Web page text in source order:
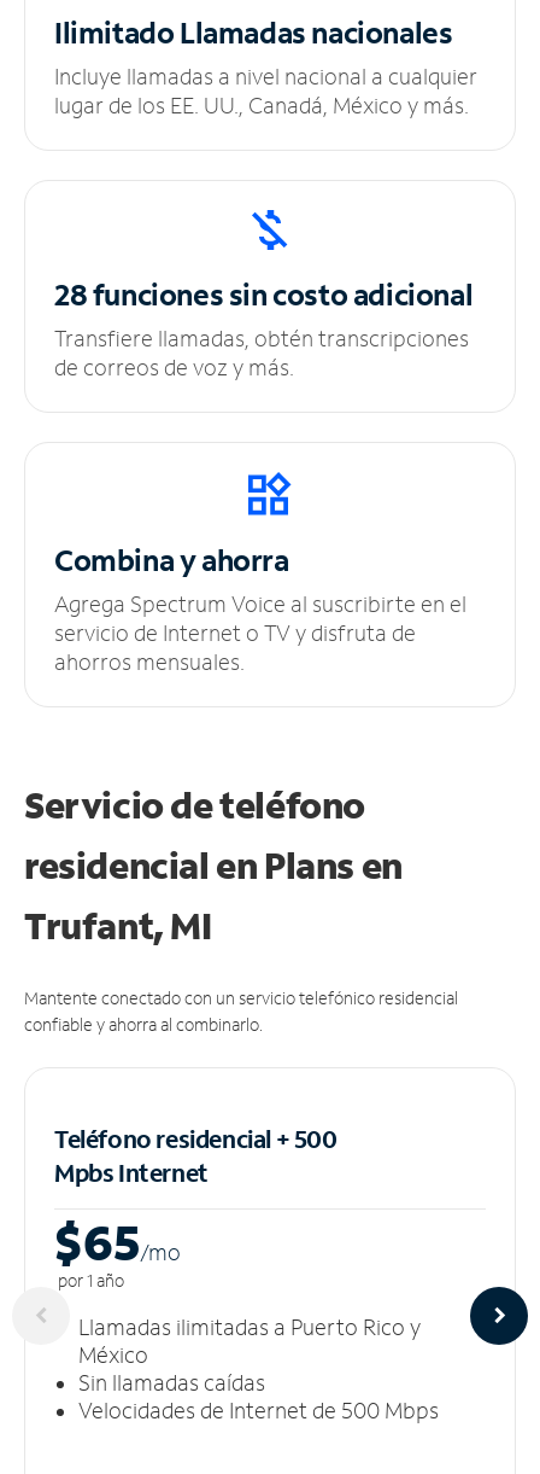
IlimitadoLlamadas nacionales
Incluye llamadas a nivel nacional a cualquier
lugar de los EE. UU., Canadá, México y más.
28 funciones sincosto adicional
Transfiere llamadas, obtén transcripciones
de correos de voz y más.
Combina y ahorra
Agrega Spectrum Voice al suscribirte en el
servicio de Internet o TV y disfruta de
ahorros mensuales.
Servicio de teléfono
residencial en Plans en
Trufant, MI
Mantente conectado con un servicio telefónico residencial
confiable y ahorra al combinarlo.
Teléfono residencial + 500
MpbsInternet
$65/mo
por 1 año
Llamadas ilimitadas a Puerto Rico y
México
Sin llamadas caídas
Velocidades de Internet de 500 Mbps